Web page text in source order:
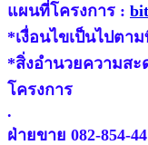
แผนที่โครงการ :
*เงื่อนไขเป็นไปตา
*สิ่งอำนวยความส
โครงการ
.
ฝ่ายขาย 082-854-